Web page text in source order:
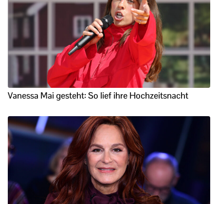
Vanessa Mai gesteht: So lief ihre Hochzeitsnacht